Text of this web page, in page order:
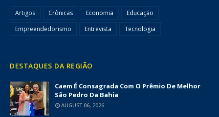
Artigos Crônicas Economia
Educação
Empreendedorismo
Entrevista Tecnologia
DESTAQUES DA REGIÃO
Caem É Consagrada Com O Prêmio De Melhor
São Pedro Da Bahia
AUGUST 06, 2026